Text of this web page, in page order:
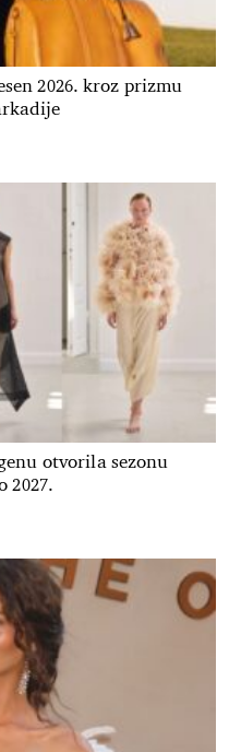
2026. kroz prizmu
otvorila sezonu
2027.